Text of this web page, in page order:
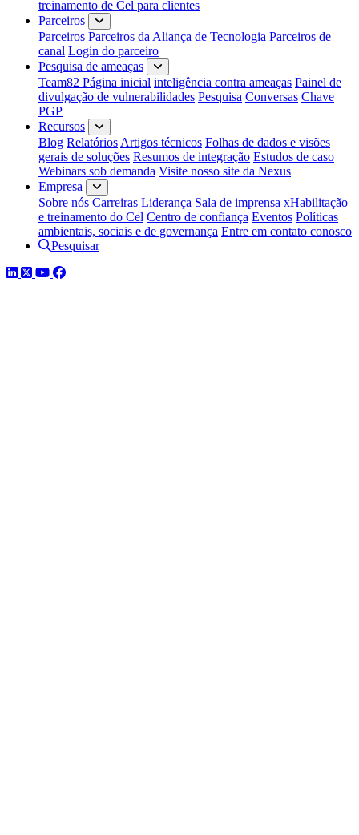
treinamento de Cel para clientes
Parceiros
Parceiros Parceiros da Aliança de Tecnologia Parceiros de
canal Login do parceiro
Pesquisa de ameaças
Team82 Página inicial inteligência contra ameaças Painel de
divulgação de vulnerabilidades Pesquisa Conversas Chave
PGP
Recursos
Blog Relatórios Artigos técnicos Folhas de dados e visões
gerais de soluções Resumos de integração Estudos de caso
Webinars sob demanda Visite nosso site da Nexus
Empresa
Sobre nós Carreiras Liderança Sala de imprensa xHabilitação
e treinamento do Cel Centro de confiança Eventos Políticas
ambientais, sociais e de governança Entre em contato conosco
Pesquisar
LinkedIn
TwitterYouTube
Facebook